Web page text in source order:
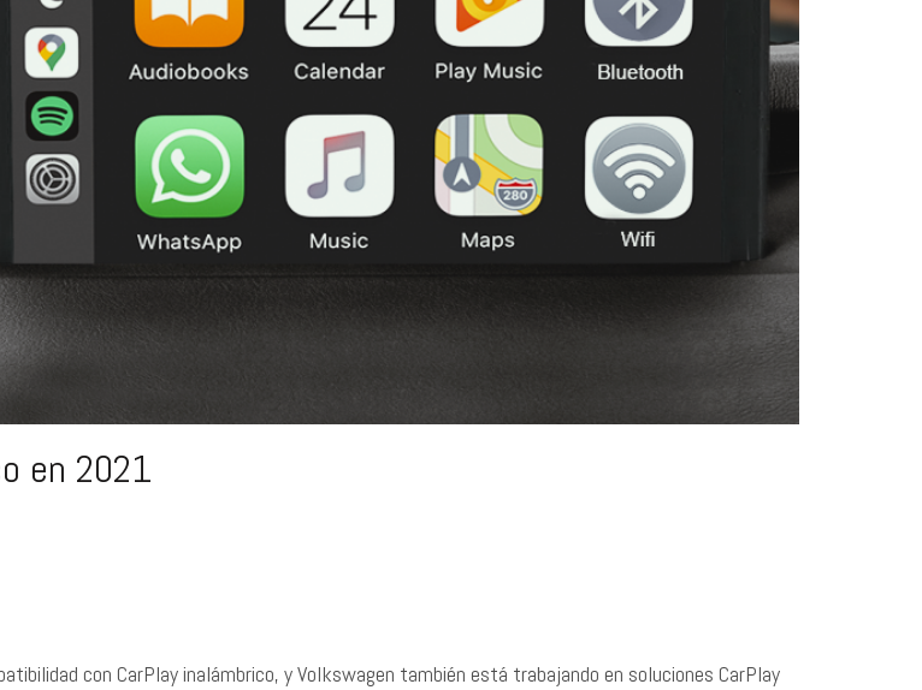
en 2021
con CarPlay inalámbrico, y Volkswagen también está trabajando en soluciones CarPlay